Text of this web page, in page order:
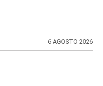
6 AGOSTO 2026